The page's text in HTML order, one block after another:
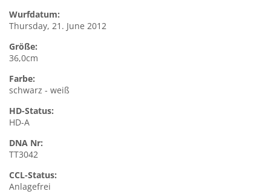
Wurfdatum:
Thursday, 21. June 2012
Größe:
36,0cm
Farbe:
schwarz - weiß
HD-Status:
HD-A
DNA Nr:
TT3042
CCL-Status:
Anlagefrei